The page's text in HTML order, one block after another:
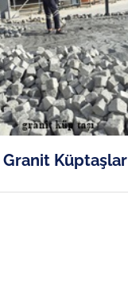
Granit Küptaşlar